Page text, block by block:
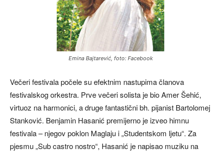
Emina Bajtarević, foto: Facebook
Večeri festivala počele su efektnim nastupima članova
festivalskog orkestra. Prve večeri solista je bio Amer Šehić,
virtuoz na harmonici, a druge fantastični bh. pijanist Bartolomej
Stanković. Benjamin Hasanić premijerno je izveo himnu
festivala – njegov poklon Maglaju i „Studentskom ljetu“. Za
pjesmu „Sub castro nostro“, Hasanić je napisao muziku na